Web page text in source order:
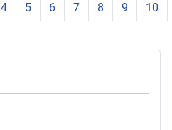
4 5 6 7 8 9 10